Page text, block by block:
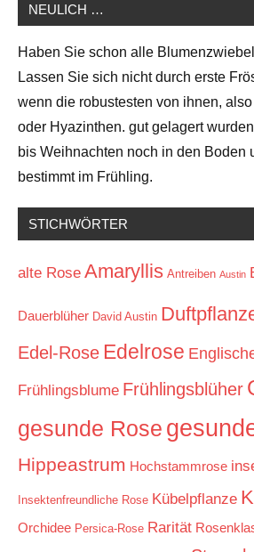
NEULICH …
Haben Sie schon alle
Lassen Sie sich nicht durch erste
wenn die robustesten von ihnen,
oder Hyazinthen. gut gelagert
bis Weihnachten noch in den Boden
bestimmt im Frühling.
STICHWÖRTER
alte Rose Amaryllis Antreiben Austin
Dauerblüher David Austin
Edel-Rose Edelrose
Frühlingsblume Frühlingsblüher
gesunde Rose
Hippeastrum Hochstammrose
Insektenfreundliche Rose Kübelpflanze
Orchidee Persica-Rose Rarität